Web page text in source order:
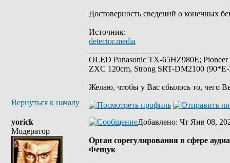
Достоверность сведений о конечных
Источник:
detector.media
OLED Panasonic TX-65HZ980E;
ZXC 120cm, Strong SRT-DM2100
Желаю, чтобы у Вас сбылось то, чего
Вернуться к началу
yorick
Модератор
Добавлено: Чт Янв 08,
Орган сорегулирования в сфере
Фещук